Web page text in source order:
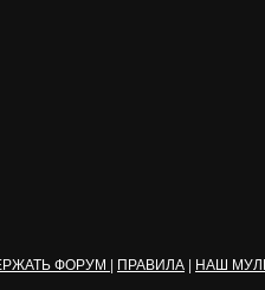
ФОРУМ ПРАВИЛА
НАШ